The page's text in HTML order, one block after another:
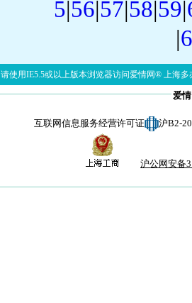
5|56|57|58|59|
|
请使用IE5.5或以上版本浏览器访问爱情网® 上海多
爱
互联网信息服务经营许可证 沪B2-
沪公网安备